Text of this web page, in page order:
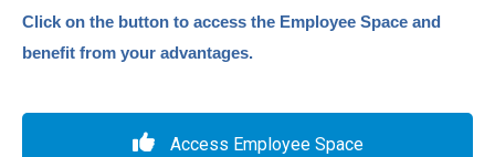
Click on the button to access the Employee Space and
benefit from your advantages.
Access Employee Space